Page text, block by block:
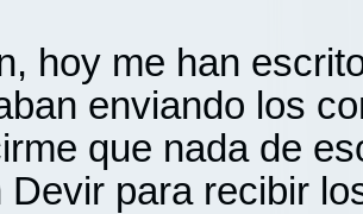
hoy me han
enviando los
que nada de
Devir para recibir